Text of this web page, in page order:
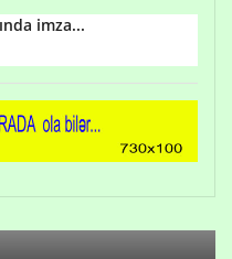
imza...
söyüş niyə artıb?
ci ildən fəaliyyətdə